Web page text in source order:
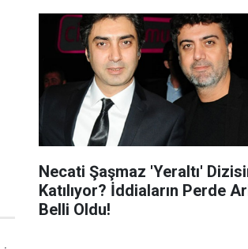
Necati Şaşmaz 'Yeraltı'
Katılıyor? İddiaların Perde
Belli Oldu!